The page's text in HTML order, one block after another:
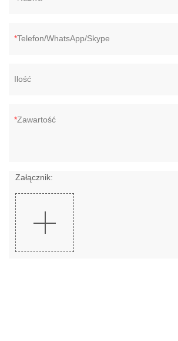
Telefon/WhatsApp/Skype
Ilość
Zawartość
Załącznik: